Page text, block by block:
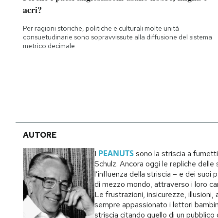
Hai bisogno di aiuto?
Esci
acri?
Per ragioni storiche, politiche e culturali molte unità
consuetudinarie sono sopravvissute alla diffusione del sistema
metrico decimale
AUTORE
I PEANUTSsono la striscia a
Schulz. Ancora oggi le repliche
l’influenza della striscia – e dei
di mezzo mondo, attraverso i loro
Le frustrazioni, insicurezze,
sempre appassionato i lettori
striscia citando quello di un